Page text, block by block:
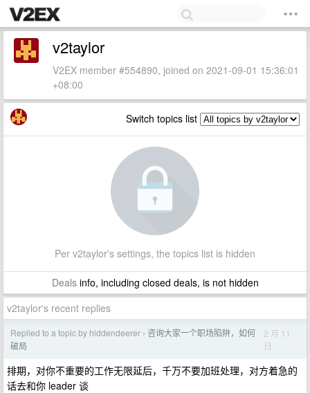
v2taylor
V2EX member #554890, joined on 2021-09-01 15:36:01
+08:00
Switch topics list
Per v2taylor's settings, the topics list is hidden
Dealsinfo, including closed deals, is not hidden
v2taylor's recent replies
Replied to a topic by hiddendeerer › 咨询大家一个职场陷阱，如何
破局
2 月 11
日
排期，对你不重要的工作无限延后，千万不要加班处理，对方着急的
话去和你 leader 谈